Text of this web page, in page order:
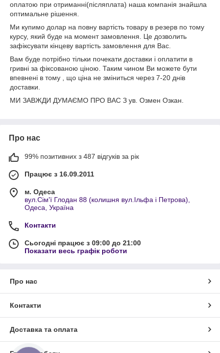
оплатою при отриманні(післяплата) наша компанія знайшла
оптимальне рішення.
Ми купимо долар на повну вартість товару в резерв по тому
курсу, який буде на момент замовлення. Це дозволить
зафіксувати кінцеву вартість замовлення для Вас.
Вам буде потрібно тільки почекати доставки і оплатити в
гривні за фіксованою ціною. Таким чином Ви можете бути
впевнені в тому , що ціна не зміниться через 7-20 днів
доставки.
МИ ЗАВЖДИ ДУМАЄМО ПРО ВАС З ув. Озмен Озкан.
Про нас
99% позитивних з 487 відгуків за рік
Працює з 16.09.2011
м. Одеса
вул.Сім'ї Глодан 88 (колишня вул.Ільфа і Петрова),
Одеса, Україна
Контакти
Сьогодні працює з 09:00 до 21:00
Показати весь графік роботи
Про нас
Контакти
Доставка та оплата